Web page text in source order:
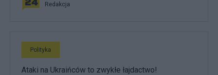
Redakcja
Polityka
Ataki na Ukraińców to zwykłe łajdactwo!